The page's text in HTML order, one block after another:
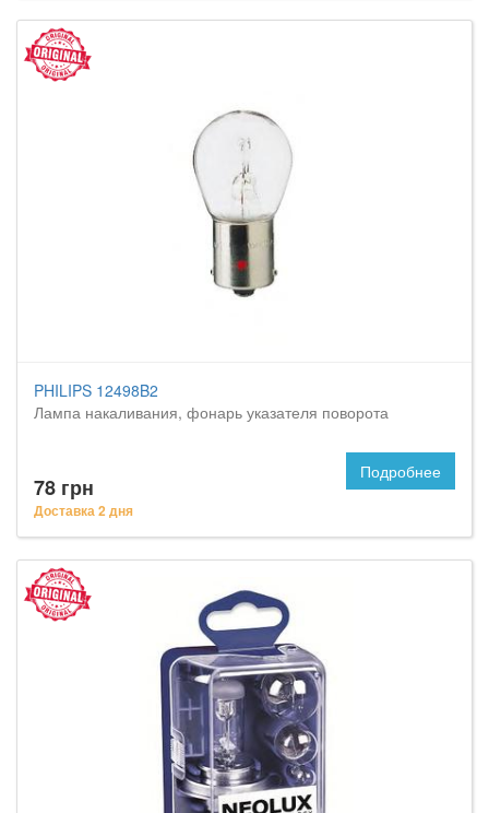
PHILIPS 12498B2
Лампа накаливания, фонарь указателя поворота
78 грн
Доставка 2 дня
Подробнее